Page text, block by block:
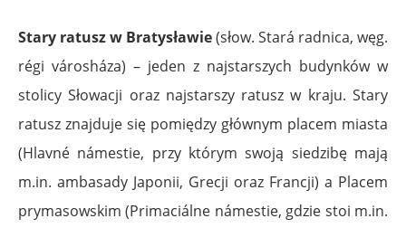
Stary ratusz w Bratysławie(słow. Stará radnica, węg.
régi városháza) – jeden z najstarszych budynków w
stolicy Słowacji oraz najstarszy ratusz w kraju. Stary
ratusz znajduje się pomiędzy głównym placem miasta
(Hlavné námestie, przy którym swoją siedzibę mają
m.in. ambasady Japonii, Grecji oraz Francji) a Placem
prymasowskim (Primaciálne námestie, gdzie stoi m.in.